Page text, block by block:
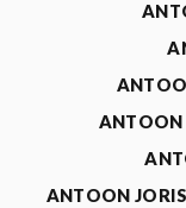
ANTOON
ANTOON